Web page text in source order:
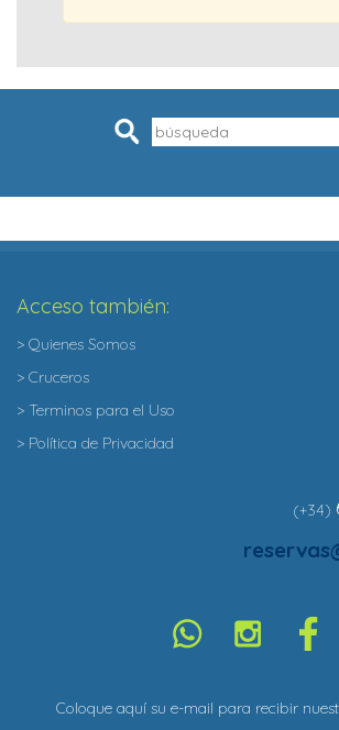
Pesquisar
Acceso también:
> Quienes Somos
> Cruceros
> Terminos para el Uso
> Política de Privacidad
(+34)
Coloque aquí su e-mail para recibir